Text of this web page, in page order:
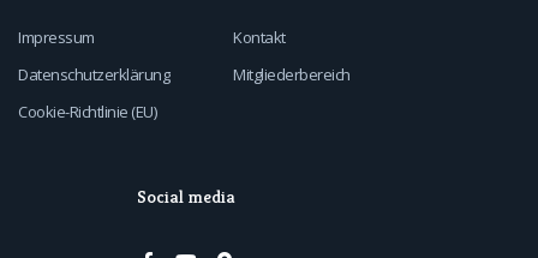
Impressum
Datenschutzerklärung
Cookie-Richtlinie (EU)
Kontakt
Mitgliederbereich
Social media